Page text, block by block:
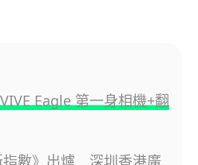
Eagle 第一身相機+翻
指數》出爐 深圳香港廣